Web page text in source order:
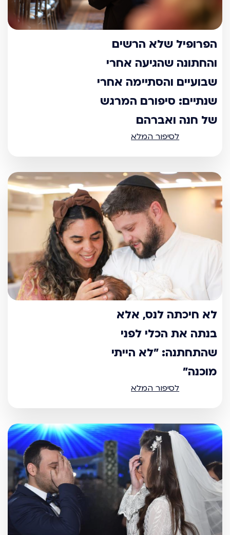
הפרופיל שלא הרשים
והחתונה שהגיעה אחרי
שבועיים והסתיימה אחרי
שנתיים: סיפורם המרגש
של חנה ואברהם
לסיפור המלא
לא חיכתה לנס, אלא
בנתה את הכלי לפני
שהתחתנה: "לא הייתי
מוכנה"
לסיפור המלא